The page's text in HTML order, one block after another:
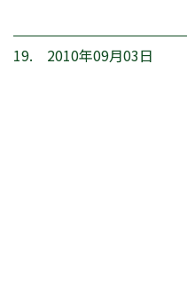
19. 2010年09月03日